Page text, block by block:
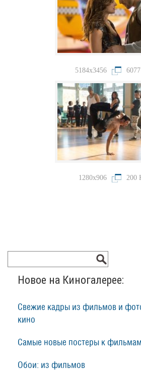
5184x3456
1280x906 200
Новое на Киногалерее:
Свежие кадры из фильмов и
кино
Самые новые постеры к фильмам
Обои: из фильмов